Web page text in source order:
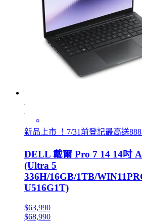
新品上市 ！7/31前登記最高送
DELL 戴爾 Pro 7 14 14吋
(Ultra 5
336H/16GB/1TB/
U516G1T)
$63,990
$68,990